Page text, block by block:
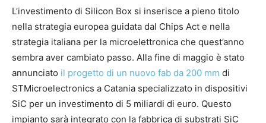
L’investimento di Silicon Box si inserisce a pieno titolo
nella strategia europea guidata dal Chips Act e nella
strategia italiana per la microelettronica che quest’anno
sembra aver cambiato passo. Alla fine di maggio è stato
annunciato il progetto di un nuovo fab da 200 mm di
STMicroelectronics a Catania specializzato in dispositivi
SiC per un investimento di 5 miliardi di euro. Questo
impianto sarà integrato con la fabbrica di substrati SiC